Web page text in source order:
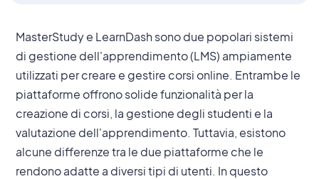
MasterStudy e LearnDash sono due popolari sistemi
di gestione dell'apprendimento (LMS) ampiamente
utilizzati per creare e gestire corsi online. Entrambe le
piattaforme offrono solide funzionalità per la
creazione di corsi, la gestione degli studenti e la
valutazione dell'apprendimento. Tuttavia, esistono
alcune differenze tra le due piattaforme che le
rendono adatte a diversi tipi di utenti. In questo